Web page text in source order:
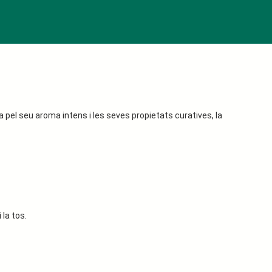
pel seu aroma intens i les seves propietats curatives, la
tos.